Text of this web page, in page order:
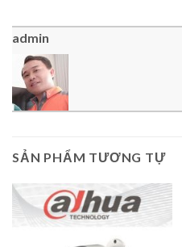
admin
SẢN PHẨM TƯƠNG TỰ